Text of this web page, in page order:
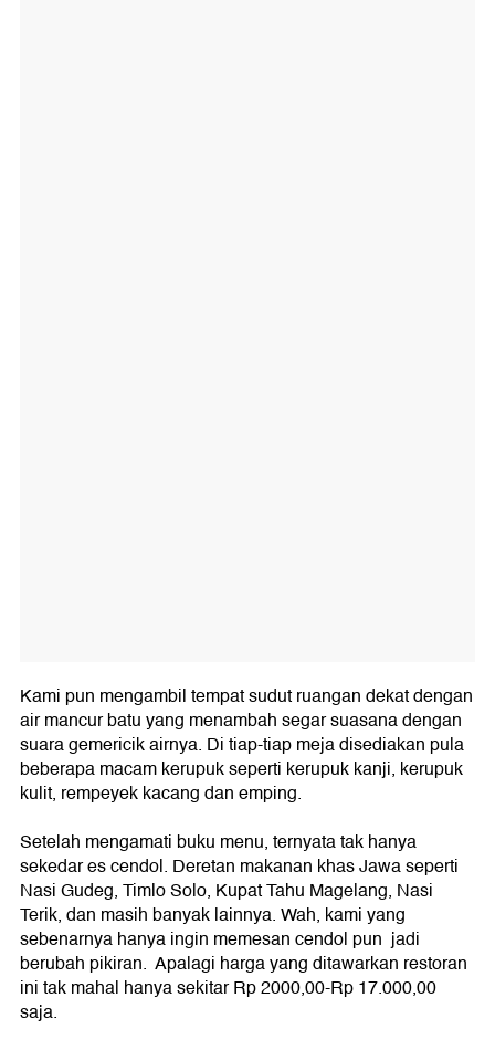
Kami pun mengambil tempat sudut ruangan dekat dengan
air mancur batu yang menambah segar suasana dengan
suara gemericik airnya. Di tiap-tiap meja disediakan pula
beberapa macam kerupuk seperti kerupuk kanji, kerupuk
kulit, rempeyek kacang dan emping.
Setelah mengamati buku menu, ternyata tak hanya
sekedar es cendol. Deretan makanan khas Jawa seperti
Nasi Gudeg, Timlo Solo, Kupat Tahu Magelang, Nasi
Terik, dan masih banyak lainnya. Wah, kami yang
sebenarnya hanya ingin memesan cendol pun jadi
berubah pikiran. Apalagi harga yang ditawarkan restoran
ini tak mahal hanya sekitar Rp 2000,00-Rp 17.000,00
saja.